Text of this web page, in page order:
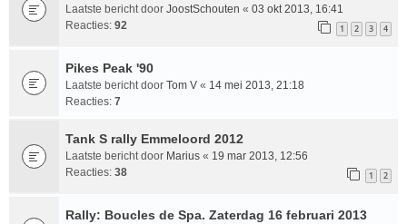
Laatste bericht door JoostSchouten « 03 okt 2013, 16:41
Reacties: 92 1 2 3 4
Pikes Peak '90
Laatste bericht door Tom V « 14 mei 2013, 21:18
Reacties: 7
Tank S rally Emmeloord 2012
Laatste bericht door Marius « 19 mar 2013, 12:56
Reacties: 38 1 2
Rally: Boucles de Spa. Zaterdag 16 februari 2013